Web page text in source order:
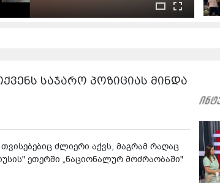
საჯარო პოზიციას მინდა
ძლიერი აქვს, მაგრამ რაღაც
ეთერში „ნაციონალურ მოძრაობაში"